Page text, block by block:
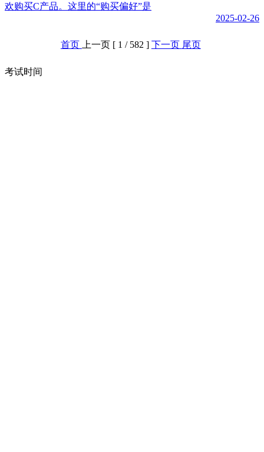
欢购买C产品。这里的“购买偏好”是
2025-02-26
首页 上一页 [ 1 / 582 ] 下一页 尾页
考试时间